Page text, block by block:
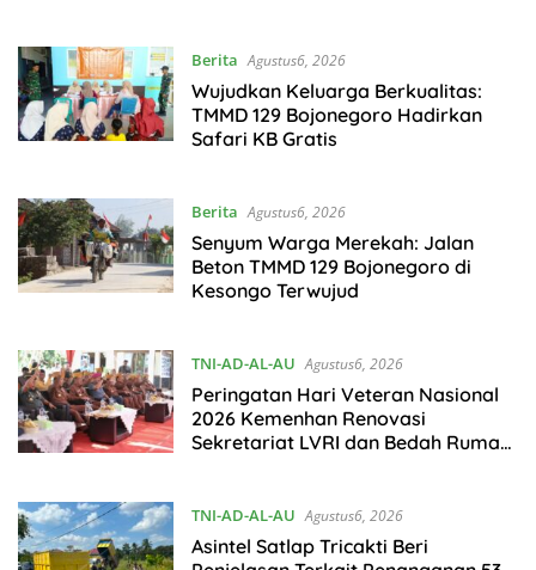
Berita Agustus6, 2026
Wujudkan Keluarga Berkualitas:
TMMD 129 Bojonegoro Hadirkan
Safari KB Gratis
Berita Agustus6, 2026
Senyum Warga Merekah: Jalan
Beton TMMD 129 Bojonegoro di
Kesongo Terwujud
TNI-AD-AL-AU Agustus6, 2026
Peringatan Hari Veteran Nasional
2026 Kemenhan Renovasi
Sekretariat LVRI dan Bedah Rumah
TNI-AD-AL-AU Agustus6, 2026
Asintel Satlap Tricakti Beri